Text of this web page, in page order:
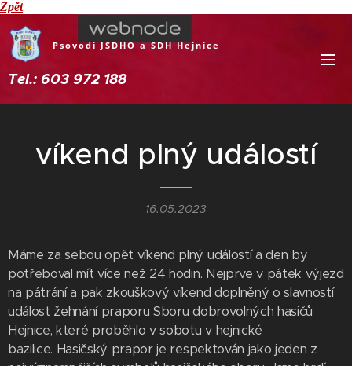
Zpět
Psovodi JSDHO a SDH Hejnice
Tel.: 603 972 188
víkend plný událostí
16.05.2023
Máme za sebou opět víkend plný událostí a den by
potřeboval mít více než 24 hodin. Nejprve v pátek výjezd
na pátrání a pak zkouškový víkend doplněný o slavností
událost žehnání praporu Sboru dobrovolných hasičů
Hejnice, které proběhlo v sobotu v hejnické
bazilice. Hasičský prapor je respektován jako jeden z